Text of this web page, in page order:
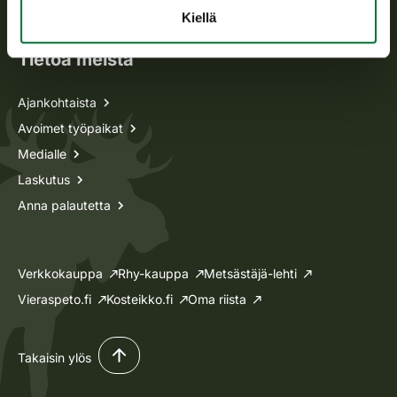
Kiellä
Tietoa meistä
Ajankohtaista
Avoimet työpaikat
Medialle
Laskutus
Anna palautetta
Verkkokauppa Rhy-kauppa
Metsästäjä-lehti
Vieraspeto.fi
Kosteikko.fi Oma riista
Takaisin ylös